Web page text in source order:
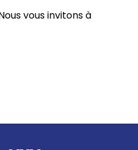
vous invitons à